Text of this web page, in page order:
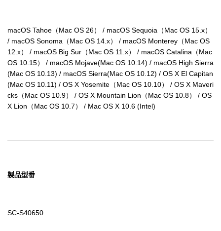
macOS Tahoe（Mac OS 26） / macOS Sequoia（Mac OS 15.x）
/ macOS Sonoma（Mac OS 14.x） / macOS Monterey（Mac OS
12.x） / macOS Big Sur（Mac OS 11.x） / macOS Catalina（Mac
OS 10.15） / macOS Mojave(Mac OS 10.14) / macOS High Sierra
(Mac OS 10.13) / macOS Sierra(Mac OS 10.12) / OS X El Capitan
(Mac OS 10.11) / OS X Yosemite（Mac OS 10.10） / OS X Maveri
cks（Mac OS 10.9） / OS X Mountain Lion（Mac OS 10.8） / OS
X Lion（Mac OS 10.7） / Mac OS X 10.6 (Intel)
製品型番
SC-S40650